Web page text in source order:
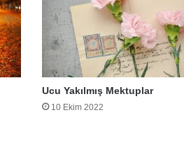
Ucu Yakılmış Mektuplar
10 Ekim 2022